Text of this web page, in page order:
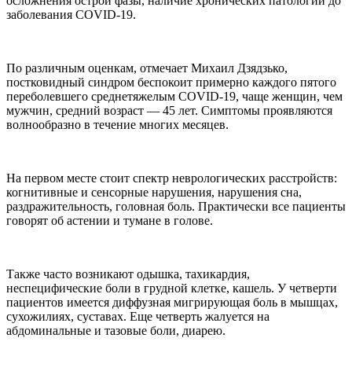
заболевания COVID-19.
По различным оценкам, отмечает Михаил Дзядзько,
постковидный синдром беспокоит примерно каждого пятого
переболевшего среднетяжелым COVID-19, чаще женщин, чем
мужчин, средний возраст — 45 лет. Симптомы проявляются
волнообразно в течение многих месяцев.
На первом месте стоит спектр неврологических расстройств:
когнитивные и сенсорные нарушения, нарушения сна,
раздражительность, головная боль. Практически все пациенты
говорят об астении и тумане в голове.
Также часто возникают одышка, тахикардия,
неспецифические боли в грудной клетке, кашель. У четверти
пациентов имеется диффузная мигрирующая боль в мышцах,
сухожилиях, суставах. Еще четверть жалуется на
абдоминальные и тазовые боли, диарею.